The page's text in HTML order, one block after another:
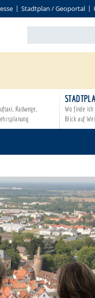
Stadtplan / Geoportal
Radwege,
Wo finde ich
Blick auf